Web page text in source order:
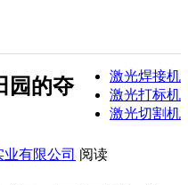
激光焊接机
激光打标机
激光切割机
园的夺
有限公司 阅读